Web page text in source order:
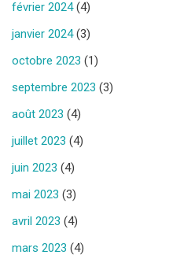
février 2024(4)
janvier 2024(3)
octobre 2023 (1)
septembre 2023 (3)
août 2023 (4)
juillet 2023 (4)
juin 2023 (4)
mai 2023 (3)
avril 2023 (4)
mars 2023 (4)